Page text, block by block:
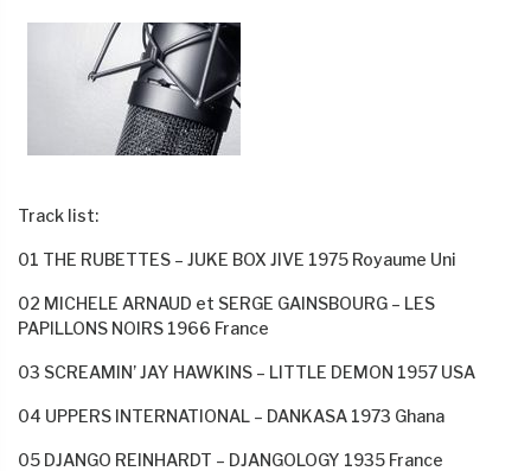
Track list:
01 THE RUBETTES – JUKE BOX JIVE 1975 Royaume Uni
02 MICHELE ARNAUD et SERGE GAINSBOURG – LES
PAPILLONS NOIRS 1966 France
03 SCREAMIN’ JAY HAWKINS – LITTLE DEMON 1957 USA
04 UPPERS INTERNATIONAL – DANKASA 1973 Ghana
05 DJANGO REINHARDT – DJANGOLOGY 1935 France